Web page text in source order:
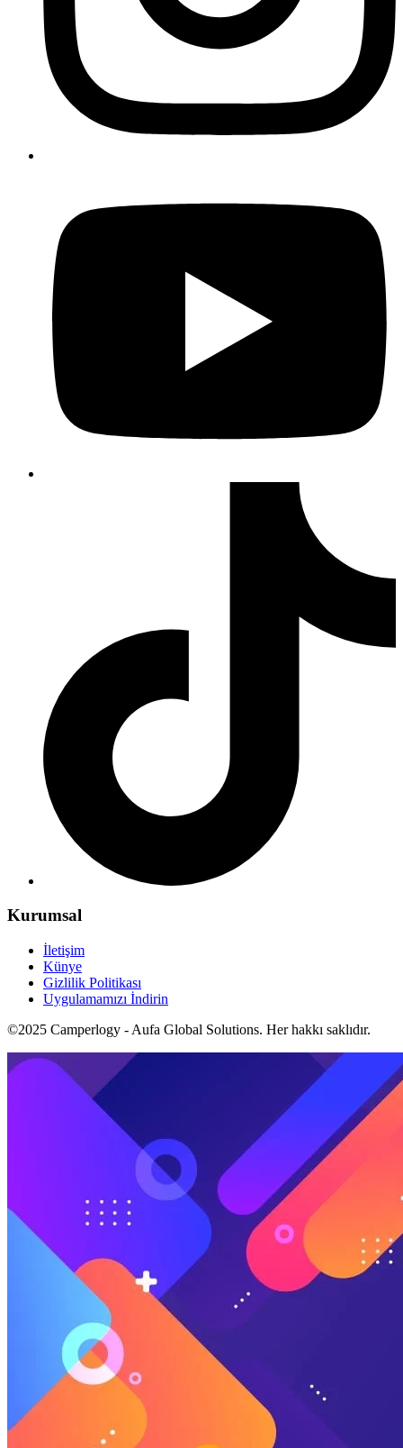
Kurumsal
İletişim
Künye
Gizlilik Politikası
Uygulamamızı İndirin
©2025 Camperlogy - Aufa Global Solutions. Her hakkı saklıdır.